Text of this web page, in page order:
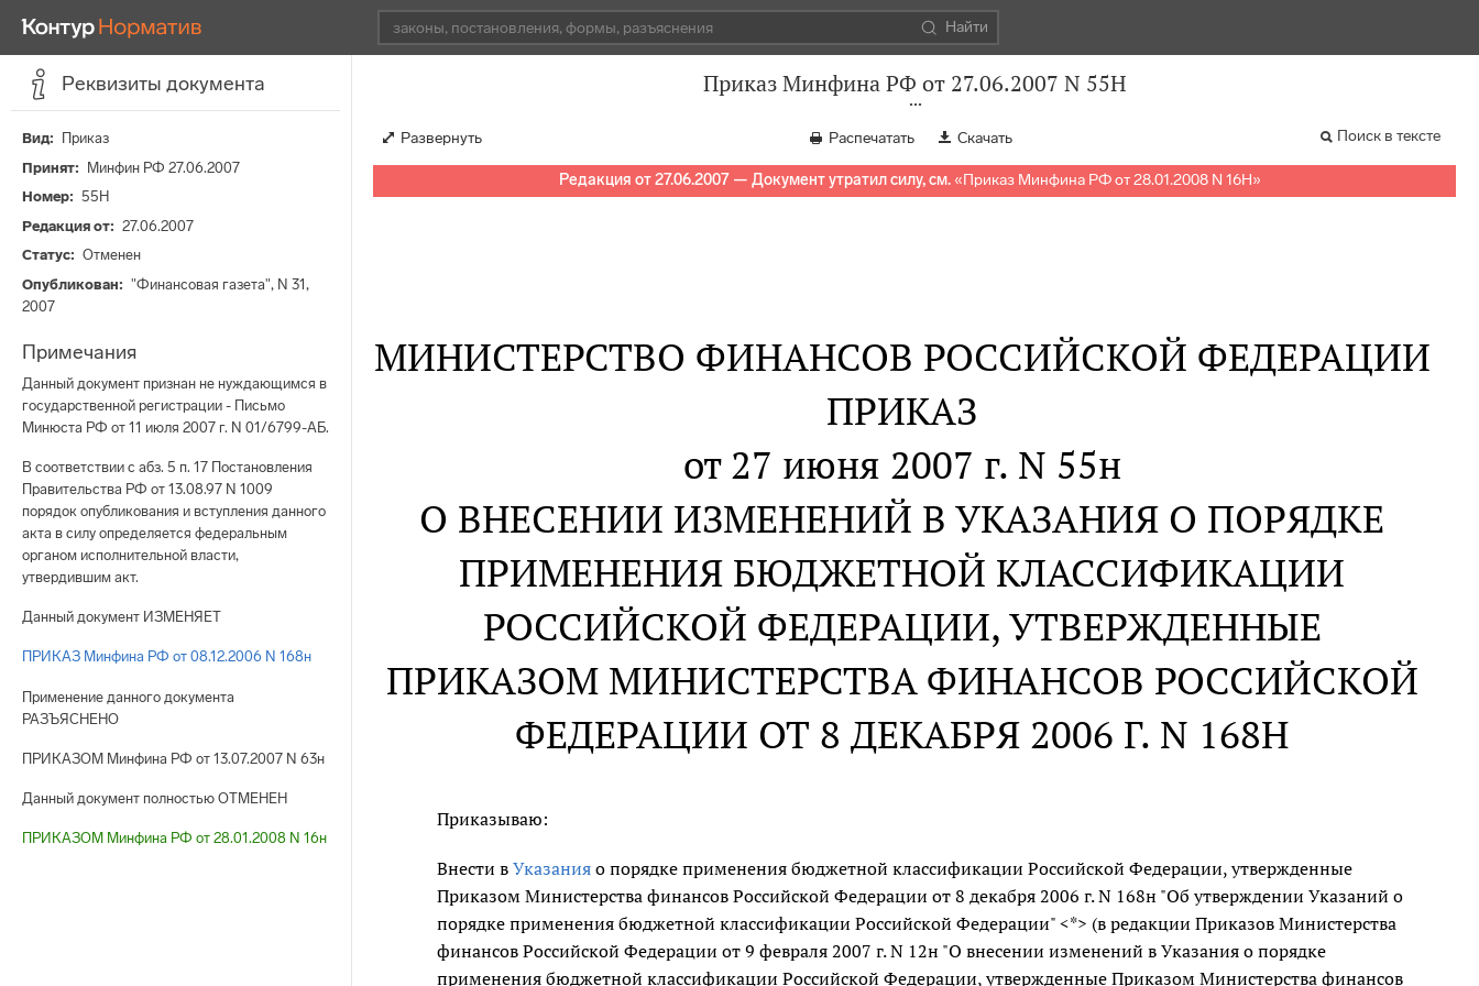
Найти
Реквизиты документа
Вид
Приказ
Принят
Минфин РФ 27.06.2007
Номер
55Н
Редакция от
27.06.2007
Статус
Отменен
Опубликован
"Финансовая газета", N 31,
2007
Примечания
Данный документ признан не нуждающимся в
государственной регистрации - Письмо
Минюста РФ от 11 июля 2007 г. N 01/6799-АБ.
В соответствии с абз. 5 п. 17 Постановления
Правительства РФ от 13.08.97 N 1009
порядок опубликования и вступления данного
акта в силу определяется федеральным
органом исполнительной власти,
утвердившим акт.
Данный документ ИЗМЕНЯЕТ
ПРИКАЗ Минфина РФ от 08.12.2006 N 168н
Применение данного документа
РАЗЪЯСНЕНО
ПРИКАЗОМ Минфина РФ от 13.07.2007 N 63н
Данный документ полностью ОТМЕНЕН
ПРИКАЗОМ Минфина РФ от 28.01.2008 N 16н
Приказ Минфина РФ от 27.06.2007 N 55Н
Развернуть Распечатать Скачать Поиск в тексте
Редакция от 27.06.2007 — Документ утратил силу, см. «Приказ Минфина РФ от 28.01.2008 N 16Н»
МИНИСТЕРСТВО ФИНАНСОВ РОССИЙСКОЙ ФЕДЕРАЦИИ
ПРИКАЗ
от 27 июня 2007 г. N 55н
О ВНЕСЕНИИ ИЗМЕНЕНИЙ В УКАЗАНИЯ О ПОРЯДКЕ
ПРИМЕНЕНИЯ БЮДЖЕТНОЙ КЛАССИФИКАЦИИ
РОССИЙСКОЙ ФЕДЕРАЦИИ, УТВЕРЖДЕННЫЕ
ПРИКАЗОМ МИНИСТЕРСТВА ФИНАНСОВ РОССИЙСКОЙ
ФЕДЕРАЦИИ ОТ 8 ДЕКАБРЯ 2006 Г. N 168Н
Приказываю:
Внести в Указанияо порядке применения бюджетной классификации Российской Федерации, утвержденные
Приказом Министерства финансов Российской Федерации от 8 декабря 2006 г. N 168н "Об утверждении Указаний о
порядке применения бюджетной классификации Российской Федерации" <*> (в редакции Приказов Министерства
финансов Российской Федерации от 9 февраля 2007 г. N 12н "О внесении изменений в Указания о порядке
применения бюджетной классификации Российской Федерации, утвержденные Приказом Министерства финансов